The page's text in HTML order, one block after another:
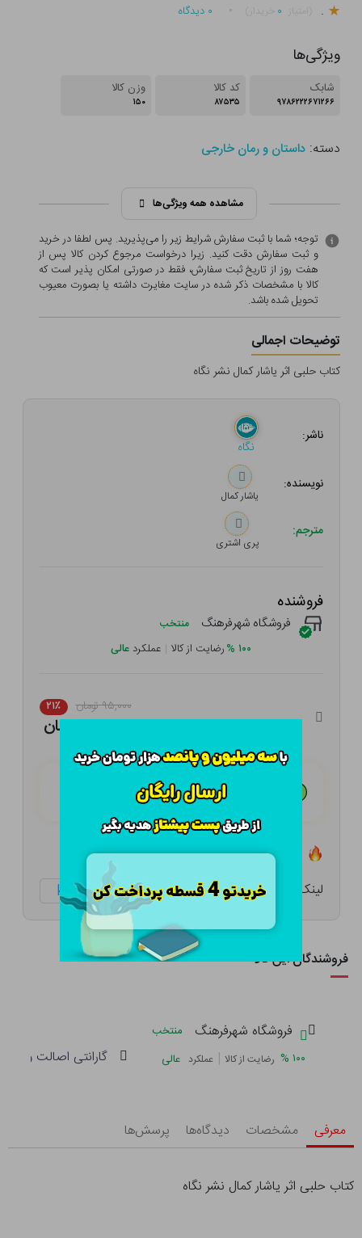
. ۰ ۰ دیدگاه
ویژگی‌ها
شابک
۹۷۸۶۲۲۲۶۷۱۲۶۶
کد کالا
۸۷۵۳۵
وزن کالا
۱۵۰
دسته:داستان و رمان خارجی
مشاهده همه ویژگی‌ها
توجه؛ شما با ثبت سفارش شرایط زیر را می‌پذیرید. پس لطفا در خرید
و ثبت سفارش دقت کنید. زیرا درخواست مرجوع کردن کالا پس از
هفت روز از تاریخ ثبت سفارش، فقط در صورتی امکان پذیر است که
کالا با مشخصات ذکر شده در سایت مغایرت داشته یا بصورت معيوب
تحویل شده باشد.
توضیحات اجمالی
کتاب حلبی اثر یاشار کمال نشر نگاه
ناشر:
نگاه
نویسنده:
یاشار کمال
مترجم:
پری اشتری
فروشنده
فروشگاه شهرفرهنگ منتخب
۱۰۰ %رضایت از کالا | عملکرد عالی
۹۵,۰۰۰ تومان ۲۱٪
۷۵,۰۵۰ تومان
هـر قسط با تــرب‌پــی:
تعداد ۴ عدد در انبار موجود است
لینک کوتاه: ketabtala.com/sbp-26363
فروشندگان این کالا
فروشگاه شهرفرهنگ
منتخب
۱۰۰ % رضایت از کالا | عملکرد عالی گارانتی اصالت و
معرفی مشخصات دیدگاه‌ها پرسش‌ها
کتاب حلبی اثر یاشار کمال نشر نگاه